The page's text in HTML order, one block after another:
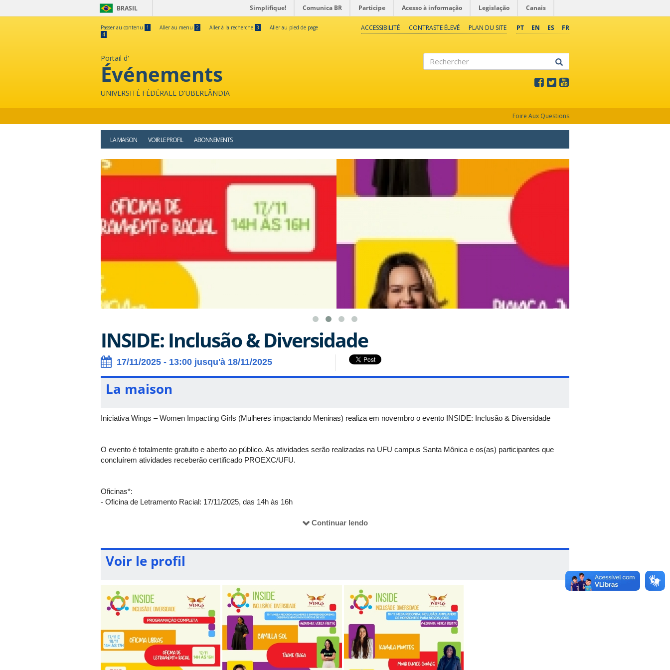
BRASIL Simplifique! Comunica BR Participe Acesso à informação Legislação Canais
Passer au contenu 1 Aller au menu 2 Aller à la recherche 3
Aller au pied de page
4
PT EN ES FR
ACCESSIBILITÉ CONTRASTE ÉLEVÉ PLAN DU SITE
Portail d'
Événements
UNIVERSITÉ FÉDÉRALE D'UBERLÂNDIA
Foire Aux Questions
LA MAISON VOIR LE PROFIL ABONNEMENTS
INSIDE: Inclusão & Diversidade
17/11/2025 - 13:00 jusqu'à 18/11/2025
La maison
Iniciativa Wings – Women Impacting Girls (Mulheres impactando Meninas) realiza em novembro o evento INSIDE: Inclusão & Diversidade
O evento é totalmente gratuito e aberto ao público. As atividades serão realizadas na UFU campus Santa Mônica e os(as) participantes que
concluírem atividades receberão certificado PROEXC/UFU.
Oficinas*:
- Oficina de Letramento Racial: 17/11/2025, das 14h às 16h
Mesas-redondas:
- Inclusão: ampliando os horizontes para novos voos: 18/11/2025 às 19h no auditório 5O-C (UFU Santa Mônica).
*escolha uma das oficinas e faça sua inscrição gratuita
As inscrições podem ser feitas pelo link:
https://forms.cloud.microsoft/r/7WEBE2UTCW
Vagas limitadas!
O INSIDE conta com o apoio do CNPq, do Ministério da Ciência, Tecnologia e Inovação, do Ministério das Mulheres, da UFU, da Faculdade de
Gestão e Negócios (FAGEN/UFU) e do GeL – Gestão em Libras.
Continuar lendo
Voir le profil